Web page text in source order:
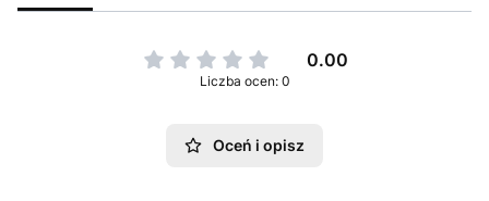
0.00
Liczba ocen: 0
Oceń i opisz